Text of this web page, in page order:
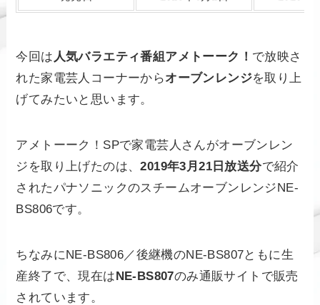
今回は 人気バラエティ番組アメトーーク！ で放映さ
れた家電芸人コーナーからオーブンレンジを取り上
げてみたいと思います。
アメトーーク！SPで家電芸人さんがオーブンレン
ジを取り上げたのは、2019年3月21日放送分で紹介
されたパナソニックのスチームオーブンレンジNE-
BS806です。
ちなみにNE-BS806／後継機のNE-BS807ともに生
産終了で、現在はNE-BS807のみ通販サイトで販売
されています。